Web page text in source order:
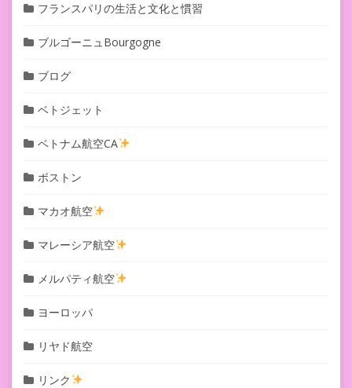
フランスパリの生活と文化と慣習
ブルゴーニュBourgogne
ブログ
ベトジェット
ベトナム航空CA
ボストン
マカオ航空
マレーシア航空
メルパティ航空
ヨーロッパ
リヤド航空
リンク